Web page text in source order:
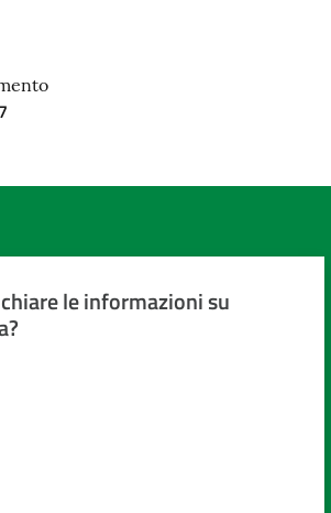
le informazioni su